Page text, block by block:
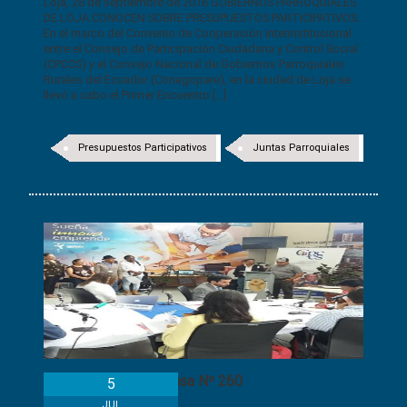
DE LOJA CONOCEN SOBRE PRESUPUESTOS PARTICIPATIVOS.
En el marco del Convenio de Cooperación Interinstitucional
entre el Consejo de Participación Ciudadana y Control Social
(CPCCS) y el Consejo Nacional de Gobiernos Parroquiales
Rurales del Ecuador (Conagopare), en la ciudad de Loja se
llevó a cabo el Primer Encuentro […]
Juntas Parroquiales
Presupuestos Participativos
Boletín de Prensa Nº 260
5